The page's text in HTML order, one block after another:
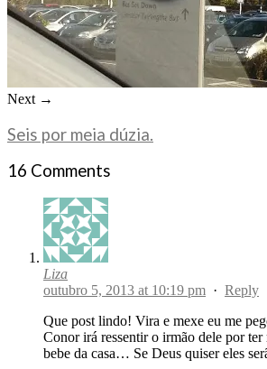
Next →
Seis por meia dúzia.
16 Comments
Liza
outubro 5, 2013 at 10:19 pm · Reply
Que post lindo! Vira e mexe eu me
Conor irá ressentir o irmão dele por ter
bebe da casa… Se Deus quiser eles